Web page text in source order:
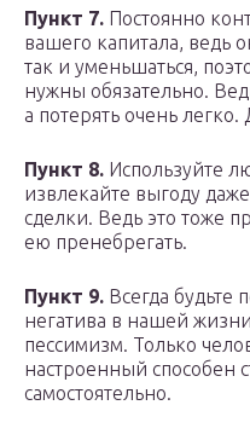
Пункт 7. Постоянно
вашего капитала, ведь
так и уменьшаться,
нужны обязательно.
а потерять очень легко.
Пункт 8. Используйте
извлекайте выгоду
сделки. Ведь это тоже
ею пренебрегать.
Пункт 9. Всегда будьте
негатива в нашей жизни
пессимизм. Только
настроенный способен
самостоятельно.